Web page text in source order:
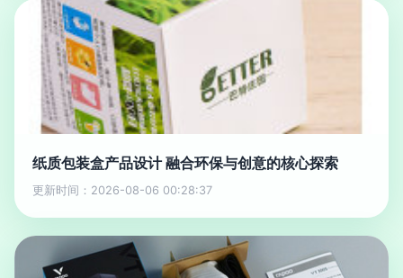
纸质包装盒产品设计 融合环保与创意的核心探索
更新时间：2026-08-06 00:28:37